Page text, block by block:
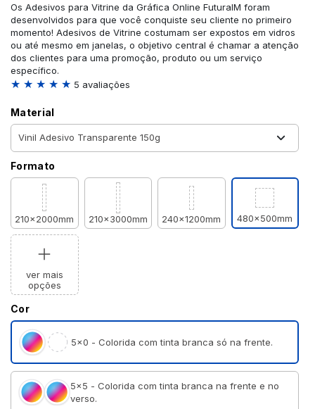
Os Adesivos para Vitrine da Gráfica Online FuturaIM foram
desenvolvidos para que você conquiste seu cliente no primeiro
momento! Adesivos de Vitrine costumam ser expostos em vidros
ou até mesmo em janelas, o objetivo central é chamar a atenção
dos clientes para uma promoção, produto ou um serviço
específico.
★ ★ ★ ★ ★ 5 avaliações
Material
Formato
210x2000mm 210x3000mm 240x1200mm 480x500mm
ver mais
opções
Cor
5×0 - Colorida com tinta branca só na frente.
5×5 - Colorida com tinta branca na frente e no
verso.